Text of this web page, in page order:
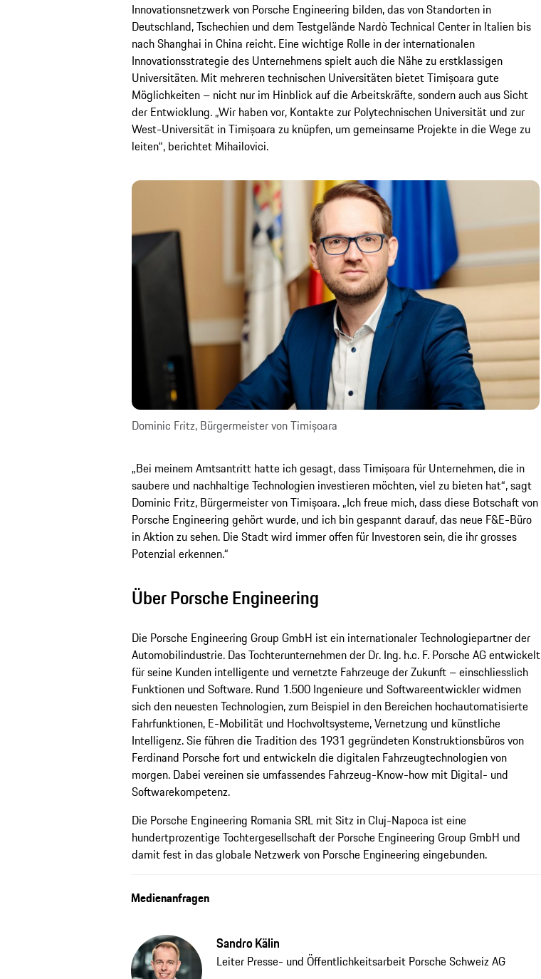
Innovationsnetzwerk von Porsche Engineering bilden, das von Standorten in
Deutschland, Tschechien und dem Testgelände Nardò Technical Center in Italien bis
nach Shanghai in China reicht. Eine wichtige Rolle in der internationalen
Innovationsstrategie des Unternehmens spielt auch die Nähe zu erstklassigen
Universitäten. Mit mehreren technischen Universitäten bietet Timișoara gute
Möglichkeiten – nicht nur im Hinblick auf die Arbeitskräfte, sondern auch aus Sicht
der Entwicklung. „Wir haben vor, Kontakte zur Polytechnischen Universität und zur
West-Universität in Timișoara zu knüpfen, um gemeinsame Projekte in die Wege zu
leiten“, berichtet Mihailovici.
Dominic Fritz, Bürgermeister von Timișoara
„Bei meinem Amtsantritt hatte ich gesagt, dass Timișoara für Unternehmen, die in
saubere und nachhaltige Technologien investieren möchten, viel zu bieten hat“, sagt
Dominic Fritz, Bürgermeister von Timișoara. „Ich freue mich, dass diese Botschaft von
Porsche Engineering gehört wurde, und ich bin gespannt darauf, das neue F&E-Büro
in Aktion zu sehen. Die Stadt wird immer offen für Investoren sein, die ihr grosses
Potenzial erkennen.“
Über Porsche Engineering
Die Porsche Engineering Group GmbH ist ein internationaler Technologiepartner der
Automobilindustrie. Das Tochterunternehmen der Dr. Ing. h.c. F. Porsche AG entwickelt
für seine Kunden intelligente und vernetzte Fahrzeuge der Zukunft – einschliesslich
Funktionen und Software. Rund 1.500 Ingenieure und Softwareentwickler widmen
sich den neuesten Technologien, zum Beispiel in den Bereichen hochautomatisierte
Fahrfunktionen, E-Mobilität und Hochvoltsysteme, Vernetzung und künstliche
Intelligenz. Sie führen die Tradition des 1931 gegründeten Konstruktionsbüros von
Ferdinand Porsche fort und entwickeln die digitalen Fahrzeugtechnologien von
morgen. Dabei vereinen sie umfassendes Fahrzeug-Know-how mit Digital- und
Softwarekompetenz.
Die Porsche Engineering Romania SRL mit Sitz in Cluj-Napoca ist eine
hundertprozentige Tochtergesellschaft der Porsche Engineering Group GmbH und
damit fest in das globale Netzwerk von Porsche Engineering eingebunden.
Medienanfragen
Sandro Kälin
Leiter Presse- und Öffentlichkeitsarbeit Porsche Schweiz AG